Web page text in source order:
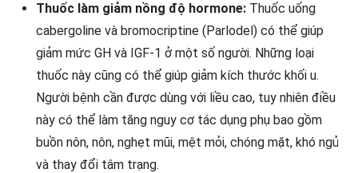
Thuốc làm giảm nồng độ hormone: Thuốc uống
cabergoline và bromocriptine (Parlodel) có thể giúp
giảm mức GH và IGF-1 ở một số người. Những loại
thuốc này cũng có thể giúp giảm kích thước khối u.
Người bệnh cần được dùng với liều cao, tuy nhiên điều
này có thể làm tăng nguy cơ tác dụng phụ bao gồm
buồn nôn, nôn, nghẹt mũi, mệt mỏi, chóng mặt, khó ngủ
và thay đổi tâm trạng.